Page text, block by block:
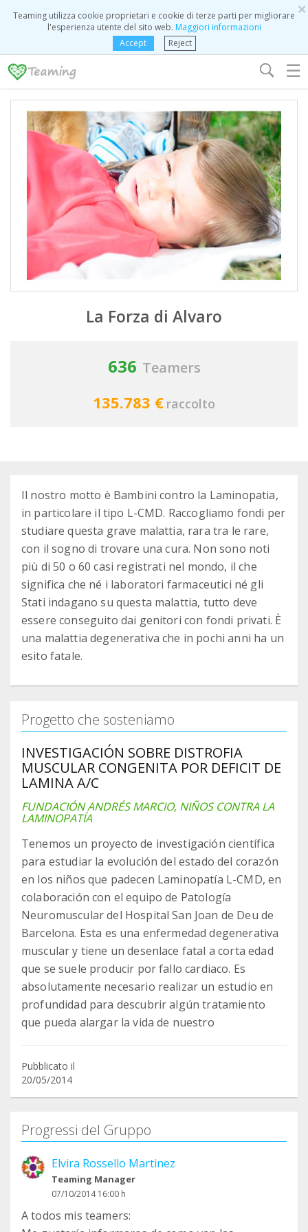
×
Teaming utilizza cookie proprietari e cookie di terze parti per migliorare
l'esperienza utente del sito web. Maggiori informazioni
Accept
Reject
☰
La Forza di Alvaro
636 Teamers
135.783 € raccolto
Il nostro motto è Bambini contro la Laminopatia,
in particolare il tipo L-CMD. Raccogliamo fondi per
studiare questa grave malattia, rara tra le rare,
con il sogno di trovare una cura. Non sono noti
più di 50 o 60 casi registrati nel mondo, il che
significa che né i laboratori farmaceutici né gli
Stati indagano su questa malattia, tutto deve
essere conseguito dai genitori con fondi privati. È
una malattia degenerativa che in pochi anni ha un
esito fatale.
Progetto che sosteniamo
INVESTIGACIÓN SOBRE DISTROFIA
MUSCULAR CONGENITA POR DEFICIT DE
LAMINA A/C
FUNDACIÓN ANDRÉS MARCIO, NIÑOS CONTRA LA
LAMINOPATÍA
Tenemos un proyecto de investigación científica
para estudiar la evolución del estado del corazón
en los niños que padecen Laminopatía L-CMD, en
colaboración con el equipo de Patología
Neuromuscular del Hospital San Joan de Deu de
Barcelona. Esta es una enfermedad degenerativa
muscular y tiene un desenlace fatal a corta edad
que se suele producir por fallo cardiaco. Es
absolutamente necesario realizar un estudio en
profundidad para descubrir algún tratamiento
que pueda alargar la vida de nuestro
Pubblicato il
20/05/2014
Progressi del Gruppo
Elvira Rossello Martinez
Teaming Manager
07/10/2014 16:00 h
A todos mis teamers: